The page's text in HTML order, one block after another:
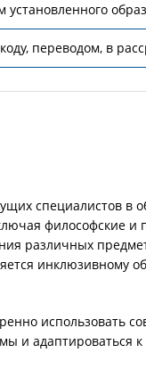
установленного
переводом, в
специалистов в
философские и
различных
инклюзивному
использовать
и